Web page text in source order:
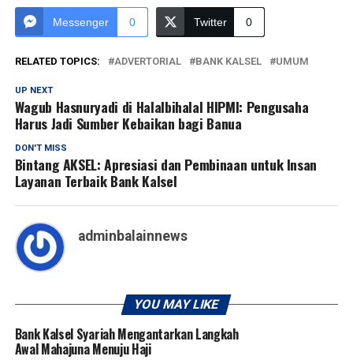
Messenger 0 Twitter 0
RELATED TOPICS: ADVERTORIAL BANK KALSEL UMUM
UP NEXT
Wagub Hasnuryadi di Halalbihalal HIPMI: Pengusaha
Harus Jadi Sumber Kebaikan bagi Banua
DON'T MISS
Bintang AKSEL: Apresiasi dan Pembinaan untuk Insan
Layanan Terbaik Bank Kalsel
adminbalainnews
YOU MAY LIKE
Bank Kalsel Syariah Mengantarkan Langkah
Awal Mahajuna Menuju Haji